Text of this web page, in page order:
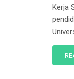
Kerja